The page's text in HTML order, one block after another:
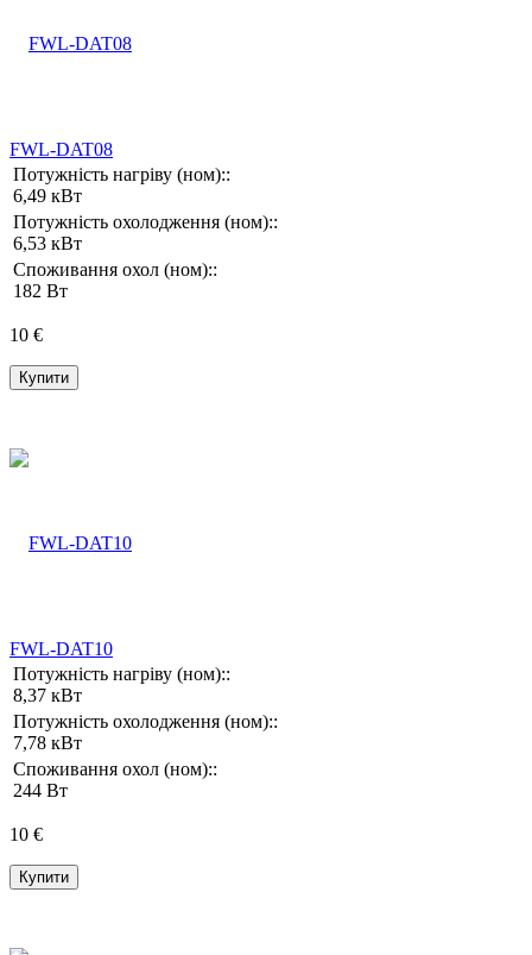
FWL-DAT08
Потужність нагріву (ном)::
6,49 кВт
Потужність охолодження (ном)::
6,53 кВт
Споживання охол (ном)::
182 Вт
10 €
Купити
FWL-DAT10
Потужність нагріву (ном)::
8,37 кВт
Потужність охолодження (ном)::
7,78 кВт
Споживання охол (ном)::
244 Вт
10 €
Купити